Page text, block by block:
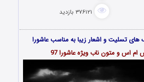
۳۷۶۱۲۱ بازدید
تسلیت و اشعار زیبا به مناسب عاشورا
ام اس و متون ناب ویژه عاشورا97